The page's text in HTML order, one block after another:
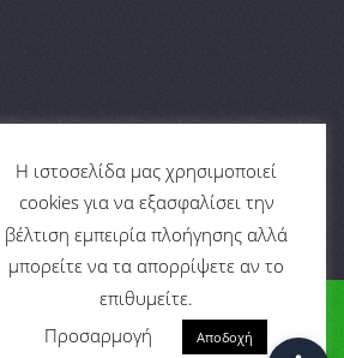
| Foustanis.gr
Η ιστοσελίδα μας χρησιμοποιεί
cookies για να εξασφαλίσει την
βέλτιση εμπειρία πλοήγησης αλλά
μπορείτε να τα απορρίψετε αν το
επιθυμείτε.
Προσαρμογή
Αποδοχή